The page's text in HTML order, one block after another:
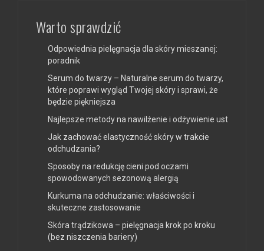
Warto sprawdzić
Odpowiednia pielęgnacja dla skóry mieszanej:
poradnik
Serum do twarzy – Naturalne serum do twarzy,
które poprawi wygląd Twojej skóry i sprawi, że
będzie piękniejsza
Najlepsze metody na nawilżenie i odżywienie ust
Jak zachować elastyczność skóry w trakcie
odchudzania?
Sposoby na redukcję cieni pod oczami
spowodowanych sezonową alergią
Kurkuma na odchudzanie: właściwości i
skuteczne zastosowanie
Skóra trądzikowa – pielęgnacja krok po kroku
(bez niszczenia bariery)